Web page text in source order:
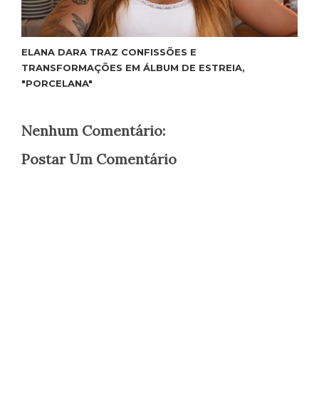
ELANA DARA TRAZ CONFISSÕES E
TRANSFORMAÇÕES EM ÁLBUM DE ESTREIA,
"PORCELANA"
Nenhum Comentário:
Postar Um Comentário